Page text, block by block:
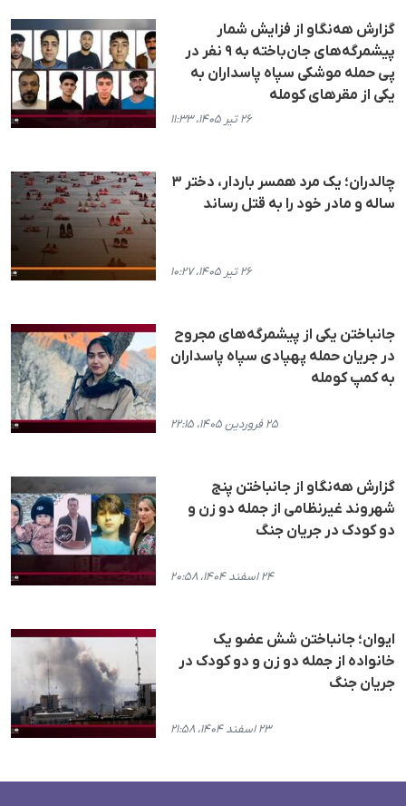
گزارش هه‌نگاو از فزایش شمار
پیشمرگه‌های جان‌باخته به ۹ نفر در
پی حمله موشکی سپاه پاسداران به
یکی از مقرهای کومله
۲۶ تیر ۱۴۰۵، ۱۱:۳۳
چالدران؛ یک مرد همسر باردار، دختر ۳
ساله و مادر خود را به قتل رساند
۲۶ تیر ۱۴۰۵، ۱۰:۲۷
جانباختن یکی از پیشمرگه‌های مجروح
در جریان حمله پهپادی سپاه پاسداران
به کمپ کومله
۲۵ فروردین ۱۴۰۵، ۲۲:۱۵
گزارش هه‌نگاو از جانباختن پنج
شهروند غیرنظامی از جملە دو زن و
دو کودک در جریان جنگ
۲۴ اسفند ۱۴۰۴، ۲۰:۵۸
ایوان؛ جانباختن شش عضو یک
خانوادە از جملە دو زن و دو کودک در
جریان جنگ
۲۳ اسفند ۱۴۰۴، ۲۱:۵۸